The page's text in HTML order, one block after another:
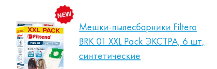
Мешки-пылесборники Filtero
BRK 01 XXL Pack ЭКСТРА, 6 шт,
синтетические